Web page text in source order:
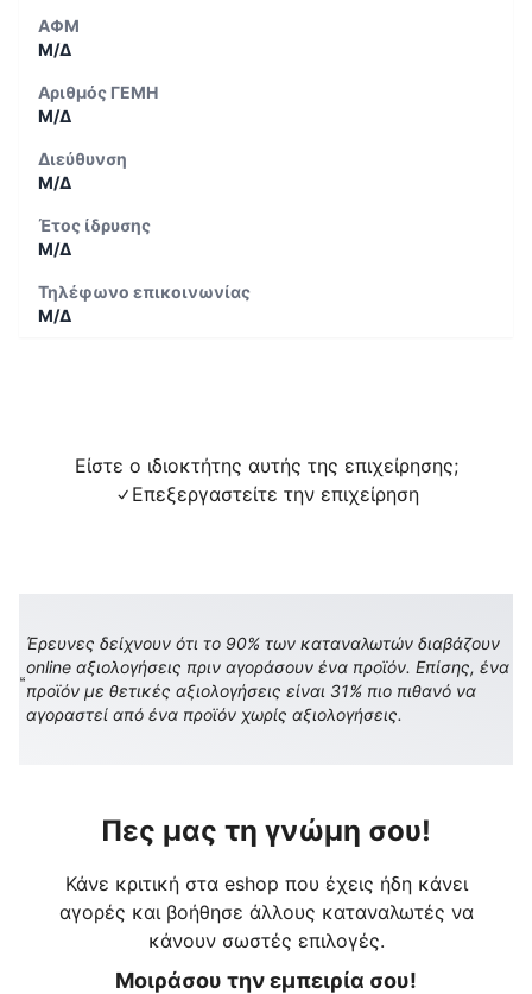
ΑΦΜ
Μ/Δ
Αριθμός ΓΕΜΗ
Μ/Δ
Διεύθυνση
Μ/Δ
Έτος ίδρυσης
Μ/Δ
Τηλέφωνο επικοινωνίας
Μ/Δ
Είστε ο ιδιοκτήτης αυτής της επιχείρησης;
Επεξεργαστείτε την επιχείρηση
Έρευνες δείχνουν ότι το 90% των καταναλωτών διαβάζουν
online αξιολογήσεις πριν αγοράσουν ένα προϊόν. Επίσης, ένα
προϊόν με θετικές αξιολογήσεις είναι 31% πιο πιθανό να
αγοραστεί από ένα προϊόν χωρίς αξιολογήσεις.
Πες μας τη γνώμη σου!
Κάνε κριτική στα eshop που έχεις ήδη κάνει
αγορές και βοήθησε άλλους καταναλωτές να
κάνουν σωστές επιλογές.
Μοιράσου την εμπειρία σου!